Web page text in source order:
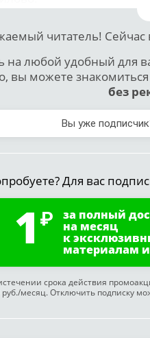
читатель!
на любой удобный для
вы можете
без
Вы уже
Для вас
1 за полный
на месяц
к
материалам
срока действия
руб./месяц. Отключить подписку